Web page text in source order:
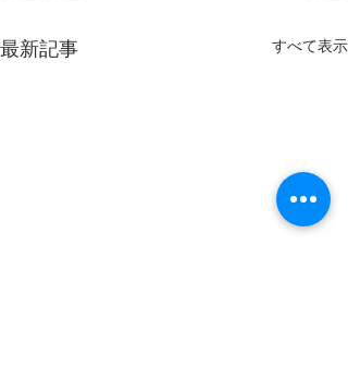
最新記事 すべて表示